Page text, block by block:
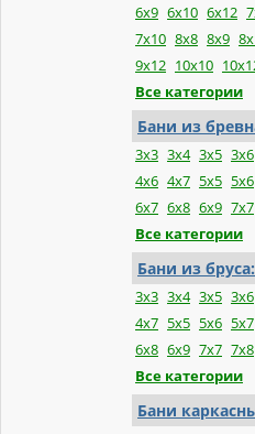
6x9 6x10 6x12
7x10 8x8 8x9
9x12 10x10
Все категории
Бани из
3x3 3x4 3x5 3x6
4x6 4x7 5x5 5x6
6x7 6x8 6x9 7x7
Все категории
Бани из бруса:
3x3 3x4 3x5 3x6
4x7 5x5 5x6 5x7
6x8 6x9 7x7 7x8
Все категории
Бани